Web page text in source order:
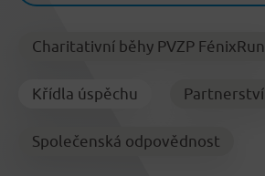
Charitativní běhy PVZP FénixRun
Křídla úspěchu Partnerství
Společenská odpovědnost